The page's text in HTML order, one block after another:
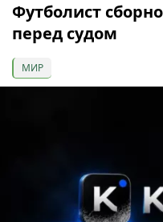
Футболист
перед судом
МИР